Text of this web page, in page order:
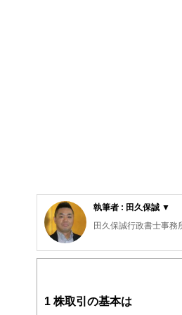
執筆者 : 田久保誠 ▼
田久保誠行政書士事務
CFP®、1級ファイナン
と同じ目線で一歩先を
1 株取引の基本は